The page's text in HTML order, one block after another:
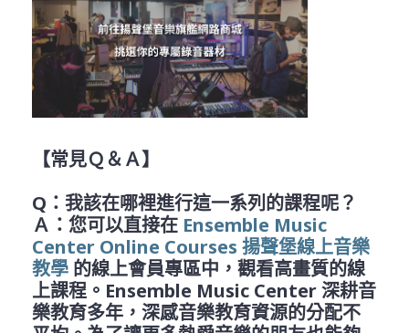
【常見Ｑ＆Ａ】
Q ：我該在哪裡進行這一系列的課程呢？
Ａ：您可以直接在 Ensemble Music
Center Online Courses 揚聲堡線上音樂
教學 的線上會員專區中，觀看高畫質的線
上課程。 Ensemble Music Center深耕音
樂教育多年，深感音樂教育資源的分配不